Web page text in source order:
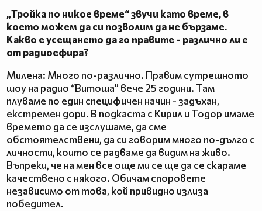
„Тройка по никое време“ звучи като време, в
което можем да си позволим да не бързаме.
Какво е усещането да го правите - различно ли е
от радиоефира?
Милена: Много по-различно. Правим сутрешното
шоу на радио “Витоша” вече 25 години. Там
плуваме по един специфичен начин - задъхан,
екстремен дори. В подкаста с Кирил и Тодор имаме
времето да се изслушаме, да сме
обстоятелствени, да си говорим много по-дълго с
личности, които се радваме да видим на живо.
Въпреки, че на мен все още ми се ще да се скараме
качествено с някого. Обичам споровете
независимо от това, кой привидно излиза
победител.